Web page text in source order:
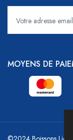
MOYENS DE